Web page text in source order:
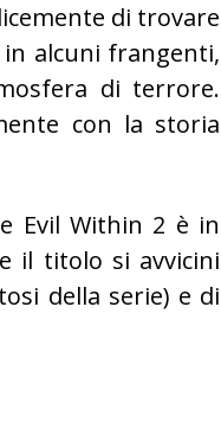
di trovare
alcuni frangenti,
di terrore.
con la storia
Evil Within 2 è in
il titolo si avvicini
della serie) e di